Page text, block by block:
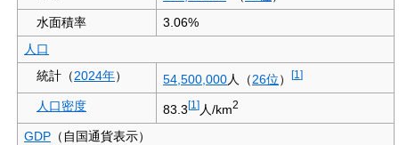
水面積率
3.06%
人口
統計（2024年） 54,500,000人（26位） [1 ]
人口密度 83.3[1 ] 人/km2
GDP （自国通貨表示）